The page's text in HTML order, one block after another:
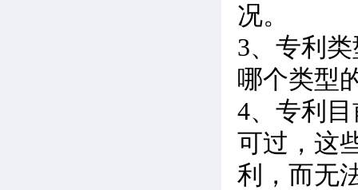
况。
3、专利
哪个类型
4、专利
可过，这
利，而无